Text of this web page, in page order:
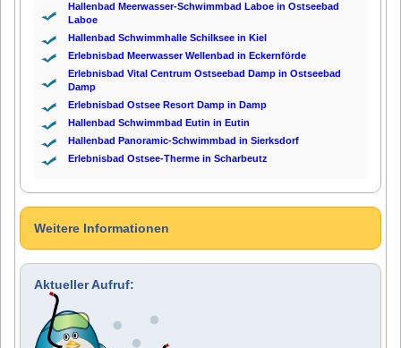
Hallenbad Meerwasser-Schwimmbad Laboe in Ostseebad
Laboe
Hallenbad Schwimmhalle Schilksee in Kiel
Erlebnisbad Meerwasser Wellenbad in Eckernförde
Erlebnisbad Vital Centrum Ostseebad Damp in Ostseebad
Damp
Erlebnisbad Ostsee Resort Damp in Damp
Hallenbad Schwimmbad Eutin in Eutin
Hallenbad Panoramic-Schwimmbad in Sierksdorf
Erlebnisbad Ostsee-Therme in Scharbeutz
Weitere Informationen
Aktueller Aufruf: